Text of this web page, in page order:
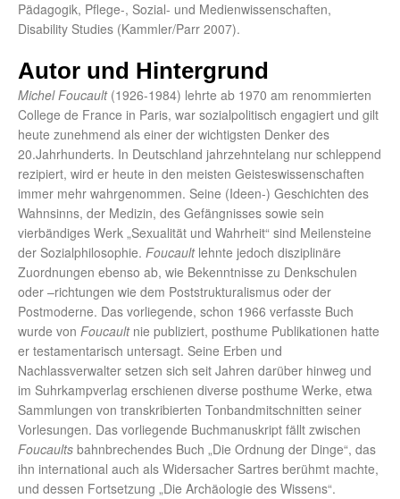
Pädagogik, Pflege-, Sozial- und Medienwissenschaften,
Disability Studies (Kammler/Parr 2007).
Autor und Hintergrund
Michel Foucault(1926-1984) lehrte ab 1970 am renommierten
College de France in Paris, war sozialpolitisch engagiert und gilt
heute zunehmend als einer der wichtigsten Denker des
20.Jahrhunderts. In Deutschland jahrzehntelang nur schleppend
rezipiert, wird er heute in den meisten Geisteswissenschaften
immer mehr wahrgenommen. Seine (Ideen-) Geschichten des
Wahnsinns, der Medizin, des Gefängnisses sowie sein
vierbändiges Werk „Sexualität und Wahrheit“ sind Meilensteine
der Sozialphilosophie. Foucaultlehnte jedoch disziplinäre
Zuordnungen ebenso ab, wie Bekenntnisse zu Denkschulen
oder –richtungen wie dem Poststrukturalismus oder der
Postmoderne. Das vorliegende, schon 1966 verfasste Buch
wurde von Foucaultnie publiziert, posthume Publikationen hatte
er testamentarisch untersagt. Seine Erben und
Nachlassverwalter setzen sich seit Jahren darüber hinweg und
im Suhrkampverlag erschienen diverse posthume Werke, etwa
Sammlungen von transkribierten Tonbandmitschnitten seiner
Vorlesungen. Das vorliegende Buchmanuskript fällt zwischen
Foucaults bahnbrechendes Buch „Die Ordnung der Dinge“, das
ihn international auch als Widersacher Sartres berühmt machte,
und dessen Fortsetzung „Die Archäologie des Wissens“.